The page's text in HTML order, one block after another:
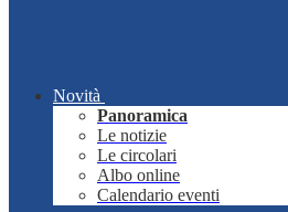
Novità
Panoramica
Le notizie
Le circolari
Albo online
Calendario eventi